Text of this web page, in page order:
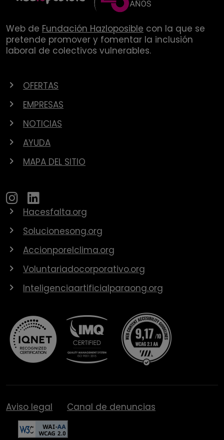
Web de Fundación Hazloposible con la que se
pretende promover y fomentar la inclusión
laboral de colectivos vulnerables.
OFERTAS
EMPRESAS
NOTICIAS
AYUDA
MAPA DEL SITIO
Hacesfalta.org
Solucionesong.org
Accionporelclima.org
Voluntariadocorporativo.org
Inteligenciaartificialparaong.org
Aviso legal Canal de denuncias